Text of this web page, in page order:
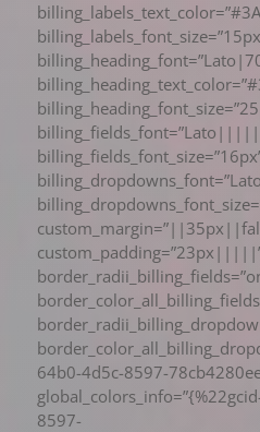
64b0-4d5c-8597-
8597-